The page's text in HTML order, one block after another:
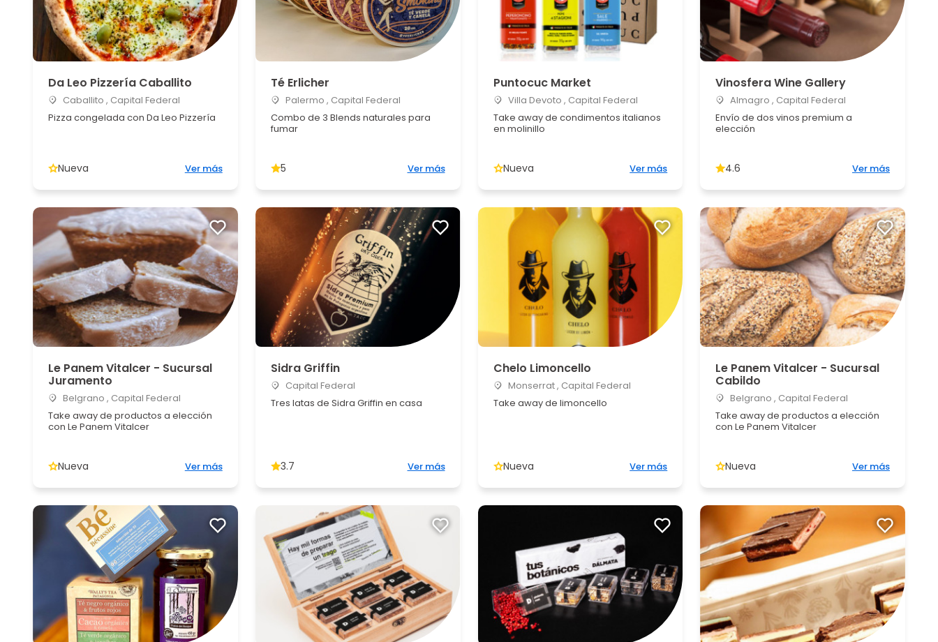
Da Leo Pizzería Caballito
Caballito , Capital Federal
Pizza congelada con Da Leo Pizzería
Nueva Ver más
Té Erlicher
Palermo , Capital Federal
Combo de 3 Blends naturales para
fumar
5 Ver más
Puntocuc Market
Villa Devoto , Capital Federal
Take away de condimentos italianos
en molinillo
Nueva Ver más
Vinosfera Wine Gallery
Almagro , Capital Federal
Envío de dos vinos premium a
elección
4.6 Ver más
Le Panem Vitalcer - Sucursal
Juramento
Belgrano , Capital Federal
Take away de productos a elección
con Le Panem Vitalcer
Nueva Ver más
Sidra Griffin
Capital Federal
Tres latas de Sidra Griffin en casa
3.7 Ver más
Chelo Limoncello
Monserrat , Capital Federal
Take away de limoncello
Nueva Ver más
Le Panem Vitalcer - Sucursal
Cabildo
Belgrano , Capital Federal
Take away de productos a elección
con Le Panem Vitalcer
Nueva Ver más